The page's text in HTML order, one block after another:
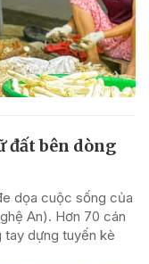
đất bên dòng
dọa cuộc sống của
An). Hơn 70 cán
tay dựng tuyến kè